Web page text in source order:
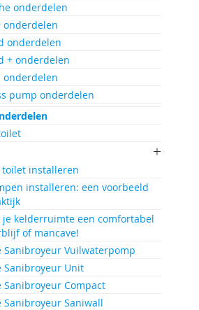
onderdelen
onderdelen
onderdelen
+ onderdelen
onderdelen
pump onderdelen
toilet installeren
installeren: een voorbeeld
je kelderruimte een comfortabel
of mancave!
Sanibroyeur Vuilwaterpomp
Sanibroyeur Unit
Sanibroyeur Compact
Sanibroyeur Saniwall